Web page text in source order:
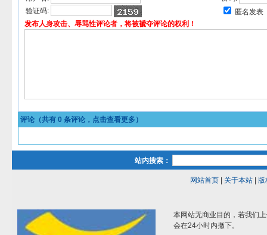
验证码:
匿名发表
发布人身攻击、辱骂性评论者，将被褫夺评论的权利！
评论（共有 0 条评论，点击查看更多）
站内搜索：
网站首页| 关于本站| 版
本网站无商业目的，若我们
会在24小时内撤下。